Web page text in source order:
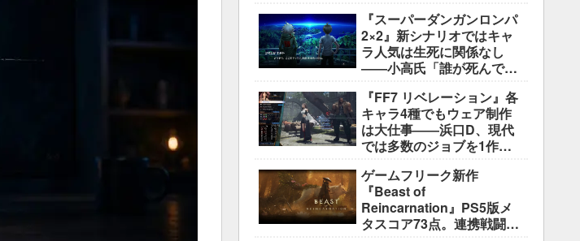
『スーパーダンガンロンパ
2×2』新シナリオではキャ
ラ人気は生死に関係なし
――小高氏「誰が死んでも
で」
『FF7 リベレーション』各
キャラ4種でもウェア制作
は大仕事――浜口D、現代
では多数のジョブを1作に
説明
ゲームフリーク新作
『Beast of
Reincarnation』PS5版メ
タスコア73点。連携戦闘は